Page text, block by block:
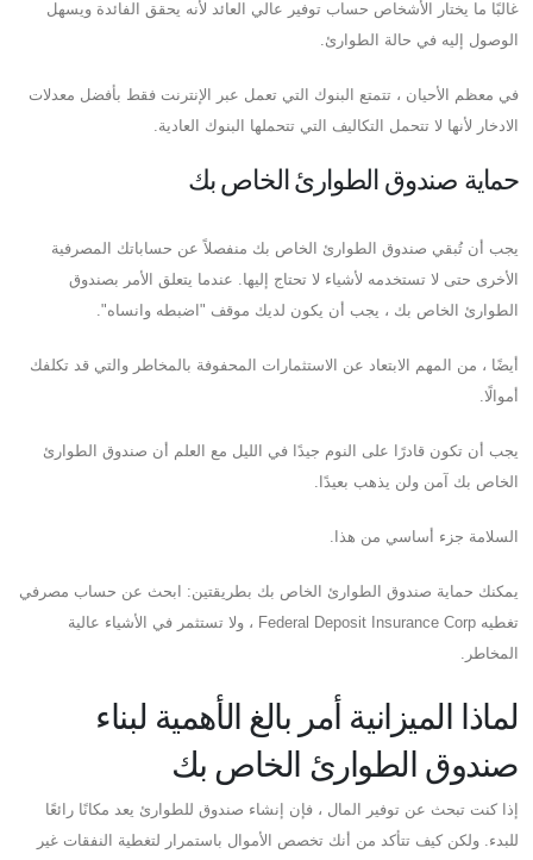
غالبًا ما يختار الأشخاص حساب توفير عالي العائد لأنه يحقق الفائدة ويسهل
الوصول إليه في حالة الطوارئ.
في معظم الأحيان ، تتمتع البنوك التي تعمل عبر الإنترنت فقط بأفضل معدلات
الادخار لأنها لا تتحمل التكاليف التي تتحملها البنوك العادية.
حماية صندوق الطوارئ الخاص بك
يجب أن تُبقي صندوق الطوارئ الخاص بك منفصلاً عن حساباتك المصرفية
الأخرى حتى لا تستخدمه لأشياء لا تحتاج إليها. عندما يتعلق الأمر بصندوق
الطوارئ الخاص بك ، يجب أن يكون لديك موقف "اضبطه وانساه".
أيضًا ، من المهم الابتعاد عن الاستثمارات المحفوفة بالمخاطر والتي قد تكلفك
أموالًا.
يجب أن تكون قادرًا على النوم جيدًا في الليل مع العلم أن صندوق الطوارئ
الخاص بك آمن ولن يذهب بعيدًا.
السلامة جزء أساسي من هذا.
يمكنك حماية صندوق الطوارئ الخاص بك بطريقتين: ابحث عن حساب مصرفي
تغطيه Federal Deposit Insurance Corp ، ولا تستثمر في الأشياء عالية
المخاطر.
لماذا الميزانية أمر بالغ الأهمية لبناء
صندوق الطوارئ الخاص بك
إذا كنت تبحث عن توفير المال ، فإن إنشاء صندوق للطوارئ يعد مكانًا رائعًا
للبدء. ولكن كيف تتأكد من أنك تخصص الأموال باستمرار لتغطية النفقات غير